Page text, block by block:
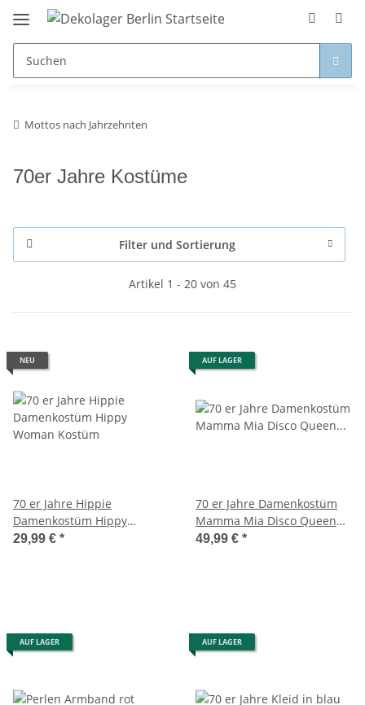
Mottos nach Jahrzehnten
70er Jahre Kostüme
Filter und Sortierung
Artikel 1 - 20 von 45
NEU
70 er Jahre Hippie
Damenkostüm Hippy
Woman Kostüm
29,99 € *
AUF LAGER
70 er Jahre Damenkostüm
Mamma Mia Disco Queen
Kostüm
49,99 € *
AUF LAGER AUF LAGER